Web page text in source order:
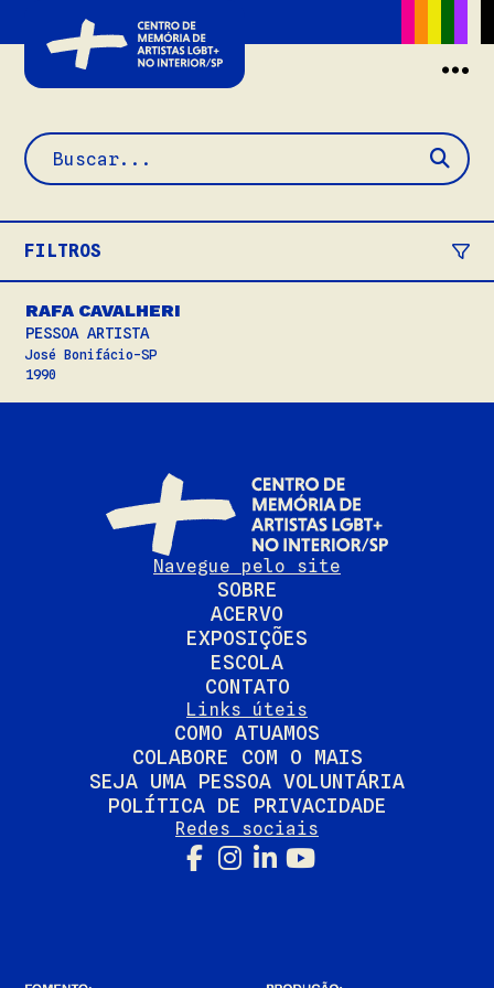
Buscar
FILTROS
RAFA CAVALHERI
PESSOA ARTISTA
José Bonifácio-SP
1990
Navegue pelo site
SOBRE
ACERVO
EXPOSIÇÕES
ESCOLA
CONTATO
Links úteis
COMO ATUAMOS
COLABORE COM O MAIS
SEJA UMA PESSOA VOLUNTÁRIA
POLÍTICA DE PRIVACIDADE
Redes sociais